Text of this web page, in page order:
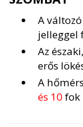
A
jelleggel
Az
erős
A
és 10fok